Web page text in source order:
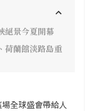
絕景今夏開幕
荷蘭館淡路島重
全球盛會帶給人